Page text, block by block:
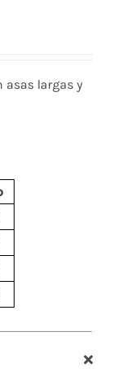
asas largas y